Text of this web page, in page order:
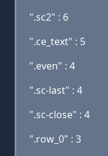
".sc2" : 6
".ce_text" : 5
".even" : 4
".sc-last" : 4
".sc-close" : 4
".row_0" : 3